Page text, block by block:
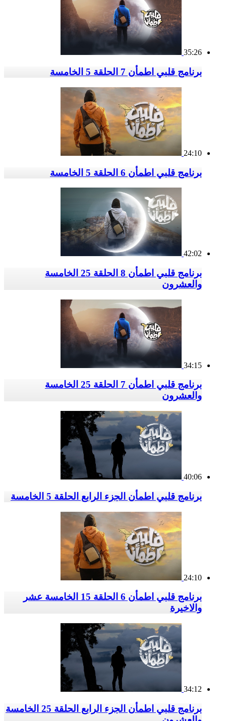
35:26
برنامج قلبي اطمأن 7 الحلقة 5 الخامسة
24:10
برنامج قلبي اطمأن 6 الحلقة 5 الخامسة
42:02
برنامج قلبي اطمأن 8 الحلقة 25 الخامسة
والعشرون
34:15
برنامج قلبي اطمأن 7 الحلقة 25 الخامسة
والعشرون
40:06
برنامج قلبي اطمأن الجزء الرابع الحلقة 5 الخامسة
24:10
برنامج قلبي اطمأن 6 الحلقة 15 الخامسة عشر
والاخيرة
34:12
برنامج قلبي اطمأن الجزء الرابع الحلقة 25 الخامسة